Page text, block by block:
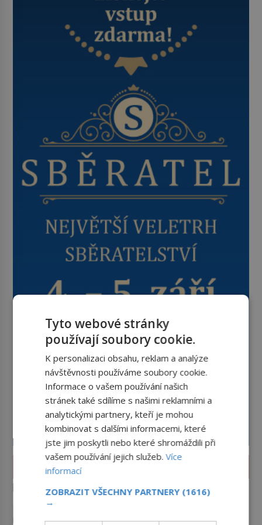
HISTORIE
Římské ghetto: Místo, kam
Tyto webové stránky
používají soubory cookie.
K personalizaci obsahu, reklam a analýze
návštěvnosti používáme soubory cookie.
Informace o vašem používání našich
stránek také sdílíme s našimi reklamními a
analytickými partnery, kteří je mohou
kombinovat s dalšími informacemi, které
jste jim poskytli nebo které shromáždili při
vašem používání jejich služeb.Více
informací
ZOBRAZIT VŠECHNY PARTNERY (1616)
→